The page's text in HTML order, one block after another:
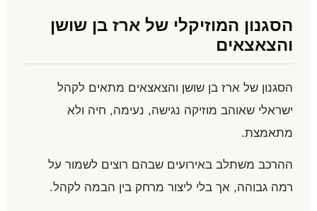
הסגנון המוזיקלי של ארז בן שושן
והצאצאים
הסגנון של ארז בן שושן והצאצאים מתאים לקהל
ישראלי שאוהב מוזיקה נגישה, נעימה, חיה ולא
מתאמצת.
ההרכב משתלב באירועים שבהם רוצים לשמור על
רמה גבוהה, אך בלי ליצור מרחק בין הבמה לקהל.